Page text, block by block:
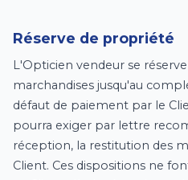
Réserve de propriété
L'Opticien vendeur se
marchandises jusqu'au
défaut de paiement par le
pourra exiger par lettre
réception, la restitution des
Client. Ces dispositions ne